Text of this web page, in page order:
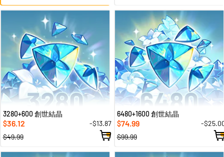
3280+600 創世結晶
$36.12
-$13.87
$49.99
6480+1600 創世結晶
$74.99
-
$99.99